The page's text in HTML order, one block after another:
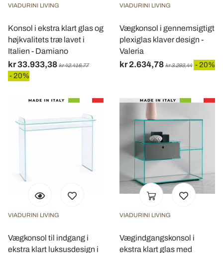
VIADURINI LIVING
Konsol i ekstra klart glas og
højkvalitets træ lavet i
Italien - Damiano
kr 33.933,38 kr 42.416,77
- 20%
VIADURINI LIVING
Vægkonsol i gennemsigtigt
plexiglas klaver design -
Valeria
kr 2.634,78 kr 3.293,44 - 20%
VIADURINI LIVING
Vægkonsol til indgang i
ekstra klart luksusdesign i
VIADURINI LIVING
Vægindgangskonsol i
ekstra klart glas med